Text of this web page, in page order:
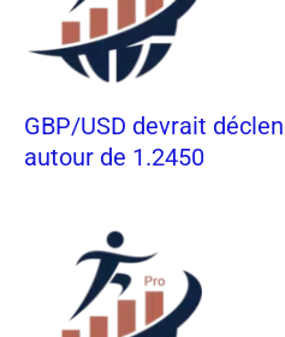
GBP/USD devrait
autour de 1.2450